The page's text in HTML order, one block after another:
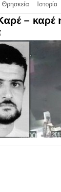
Θρησκεία Ιστορία
– καρέ